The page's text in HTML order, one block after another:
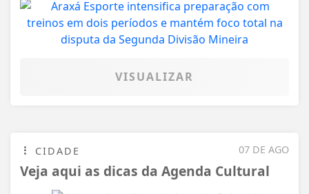
VISUALIZAR
07 DE AGO
CIDADE
Veja aqui as dicas da Agenda Cultural